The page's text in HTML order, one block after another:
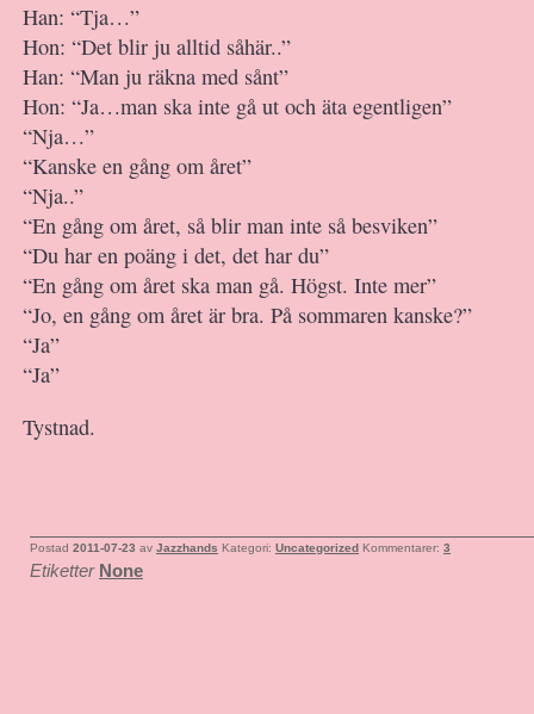
Han: “Tja…”
Hon: “Det blir ju alltid såhär..”
Han: “Man ju räkna med sånt”
Hon: “Ja…man ska inte gå ut och äta egentligen”
“Nja…”
“Kanske en gång om året”
“Nja..”
“En gång om året, så blir man inte så besviken”
“Du har en poäng i det, det har du”
“En gång om året ska man gå. Högst. Inte mer”
“Jo, en gång om året är bra. På sommaren kanske?”
“Ja”
“Ja”
Tystnad.
Postad 2011-07-23 av Jazzhands Kategori: Uncategorized Kommentarer: 3
Etiketter None